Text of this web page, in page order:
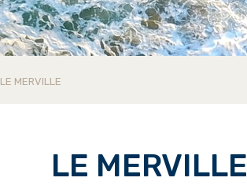
LE MERVILLE
LE MERVILLE